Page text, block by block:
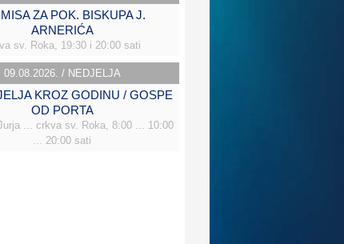
ZA POK. BISKUPA J.
ARNERIĆA
sv. Roka, 19:30 i 20:00 sati
09.08.2026. / NEDJELJA
KROZ GODINU / GOSPE
OD PORTA
... crkva sv. Roka, 8:00 ... 10:00
... 20:00 sati